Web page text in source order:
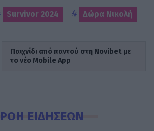
Survivor 2024 Δώρα Νικολή
Παιχνίδι από παντού στη Novibet με
το νέο Mobile App
ΡΟΗ ΕΙΔΗΣΕΩΝ